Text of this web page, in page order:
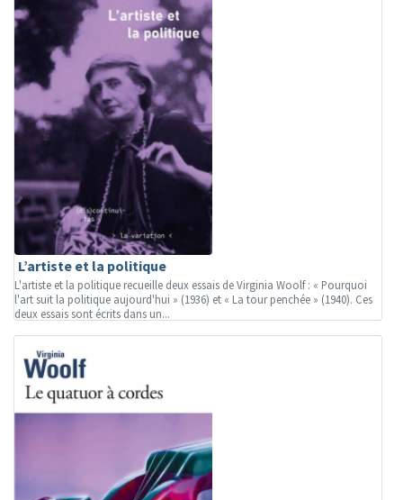
L’artiste et la politique
L'artiste et la politique recueille deux essais de Virginia Woolf : « Pourquoi
l'art suit la politique aujourd'hui » (1936) et « La tour penchée » (1940). Ces
deux essais sont écrits dans un...